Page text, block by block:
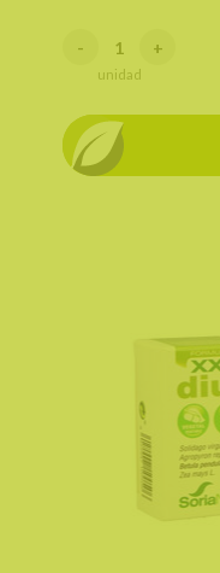
- +
unidad